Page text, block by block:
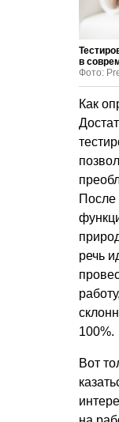
в
Фото:
Как
После
речь
100%.
Вот